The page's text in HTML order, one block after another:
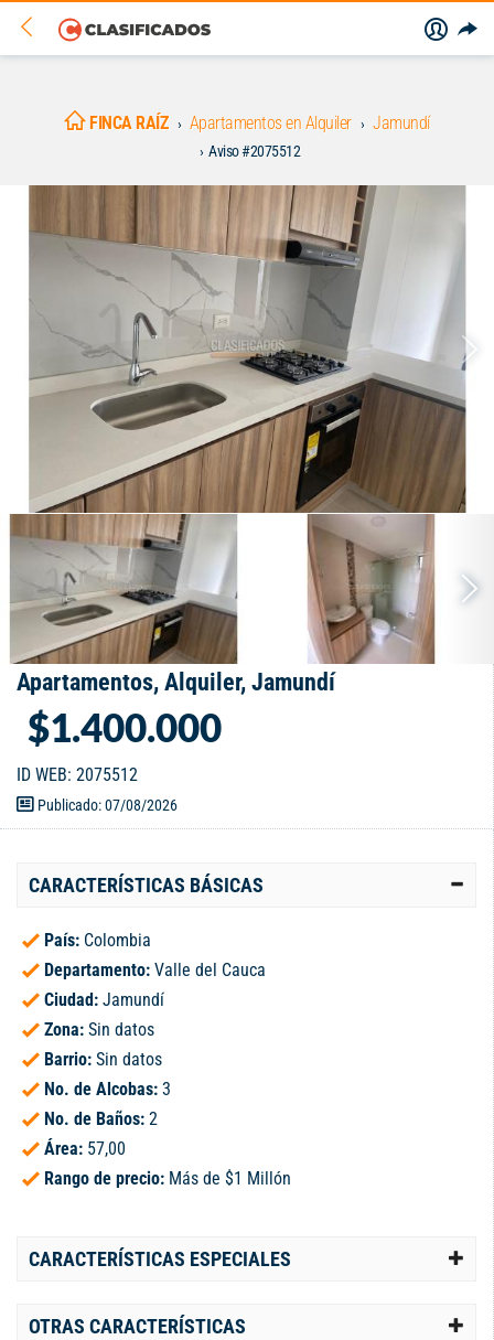
FINCA RAÍZ Apartamentos en Alquiler Jamundí
Aviso #2075512
Apartamentos, Alquiler, Jamundí
$1.400.000
ID WEB: 2075512
Publicado: 07/08/2026
CARACTERÍSTICAS BÁSICAS
País: Colombia
Departamento: Valle del Cauca
Ciudad: Jamundí
Zona: Sin datos
Barrio: Sin datos
No. de Alcobas: 3
No. de Baños: 2
Área: 57,00
Rango de precio: Más de $1 Millón
CARACTERÍSTICAS ESPECIALES
OTRAS CARACTERÍSTICAS